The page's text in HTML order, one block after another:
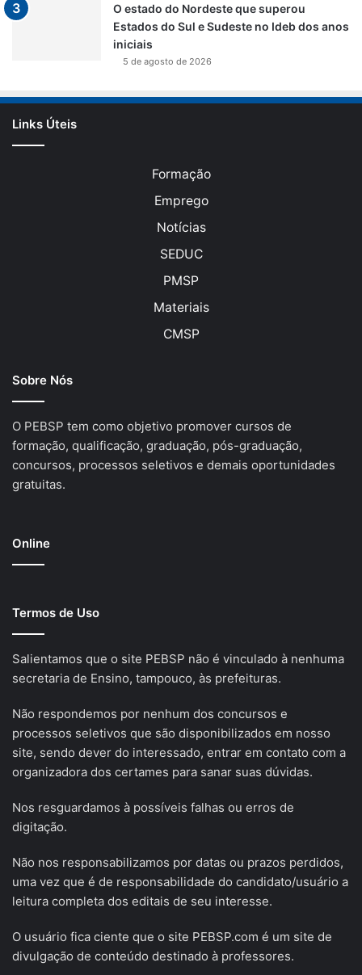
O estado do Nordeste que superou
Estados do Sul e Sudeste no Ideb dos anos
iniciais
5 de agosto de 2026
Links Úteis
Formação
Emprego
Notícias
SEDUC
PMSP
Materiais
CMSP
Sobre Nós
O PEBSP tem como objetivo promover cursos de
formação, qualificação, graduação, pós-graduação,
concursos, processos seletivos e demais oportunidades
gratuitas.
Online
Termos de Uso
Salientamos que o site PEBSP não é vinculado à nenhuma
secretaria de Ensino, tampouco, às prefeituras.
Não respondemos por nenhum dos concursos e
processos seletivos que são disponibilizados em nosso
site, sendo dever do interessado, entrar em contato com a
organizadora dos certames para sanar suas dúvidas.
Nos resguardamos à possíveis falhas ou erros de
digitação.
Não nos responsabilizamos por datas ou prazos perdidos,
uma vez que é de responsabilidade do candidato/usuário a
leitura completa dos editais de seu interesse.
O usuário fica ciente que o site PEBSP.com é um site de
divulgação de conteúdo destinado à professores.